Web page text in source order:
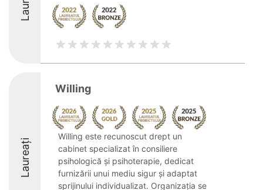
Laureați
Willing
Willing este recunoscut drept un
cabinet specializat în consiliere
psihologică și psihoterapie, dedicat
furnizării unui mediu sigur și adaptat
sprijinului individualizat. Organizația se